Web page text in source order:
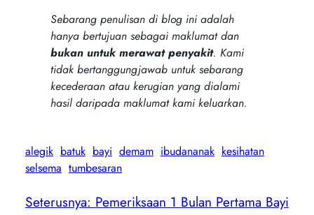
Sebarang penulisan di blog ini adalah
hanya bertujuan sebagai maklumat dan
bukan untuk merawat penyakit. Kami
tidak bertanggungjawab untuk sebarang
kecederaan atau kerugian yang dialami
hasil daripada maklumat kami keluarkan.
alegik batuk bayi demam ibudananak kesihatan
selsema tumbesaran
Seterusnya: Pemeriksaan 1 Bulan Pertama Bayi